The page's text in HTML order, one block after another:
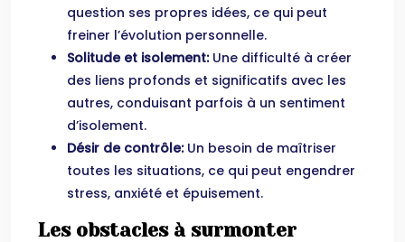
question ses propres idées, ce qui peut
freiner l’évolution personnelle.
Solitude et isolement: Une difficulté à créer
des liens profonds et significatifs avec les
autres, conduisant parfois à un sentiment
d’isolement.
Désir de contrôle: Un besoin de maîtriser
toutes les situations, ce qui peut engendrer
stress, anxiété et épuisement.
Les obstacles à surmonter